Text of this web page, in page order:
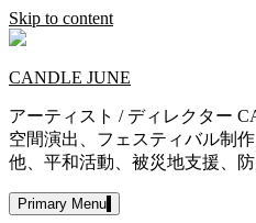
Skip to content
CANDLE JUNE
アーティスト / ディレクター
空間演出、フェスティバル制
他、平和活動、被災地支援、
Primary Menu